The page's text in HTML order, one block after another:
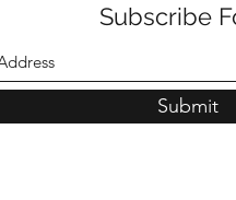
Subscribe
Submit